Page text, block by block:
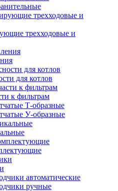
трехходовые и
для котлов
к фильтрам
Т-образные
У-образные
автоматические
ручные